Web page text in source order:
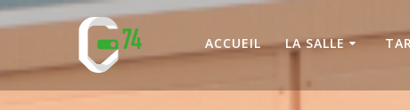
Passer
au
ACCUEIL LA SALLE